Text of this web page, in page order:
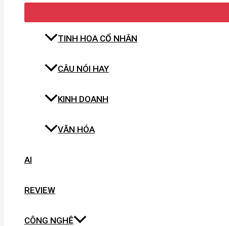
TINH HOA CỔ NHÂN
CÂU NÓI HAY
KINH DOANH
VĂN HÓA
AI
REVIEW
CÔNG NGHỆ